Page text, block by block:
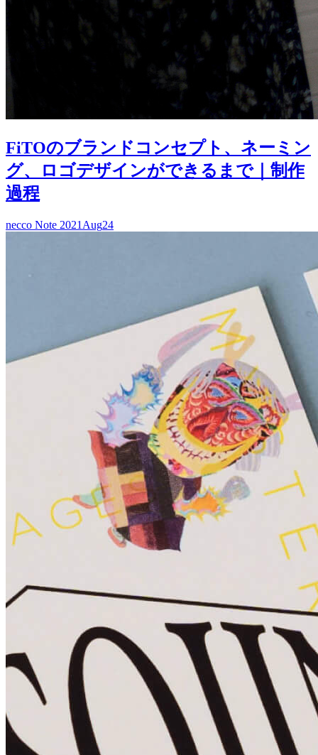
FiTOのブランドコンセプト、ネーミン
グ、ロゴデザインができるまで｜制作
過程
necco Note 2021 Aug24